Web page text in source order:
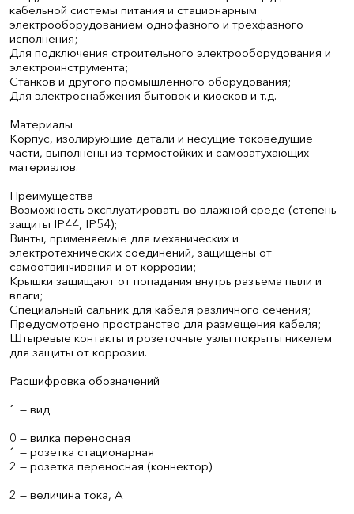
кабельной системы питания и стационарным
электрооборудованием однофазного и трехфазного
исполнения;
Для подключения строительного электрооборудования и
электроинструмента;
Станков и другого промышленного оборудования;
Для электроснабжения бытовок и киосков и т.д.
Материалы
Корпус, изолирующие детали и несущие токоведущие
части, выполнены из термостойких и самозатухающих
материалов.
Преимущества
Возможность эксплуатировать во влажной среде (степень
защиты IP44, IP54);
Винты, применяемые для механических и
электротехнических соединений, защищены от
самоотвинчивания и от коррозии;
Крышки защищают от попадания внутрь разъема пыли и
влаги;
Специальный сальник для кабеля различного сечения;
Предусмотрено пространство для размещения кабеля;
Штыревые контакты и розеточные узлы покрыты никелем
для защиты от коррозии.
Расшифровка обозначений
1 — вид
0 — вилка переносная
1 — розетка стационарная
2 — розетка переносная (коннектор)
2 — величина тока, А